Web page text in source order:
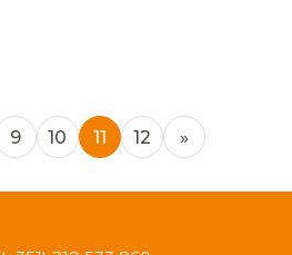
9 10 11 12 »